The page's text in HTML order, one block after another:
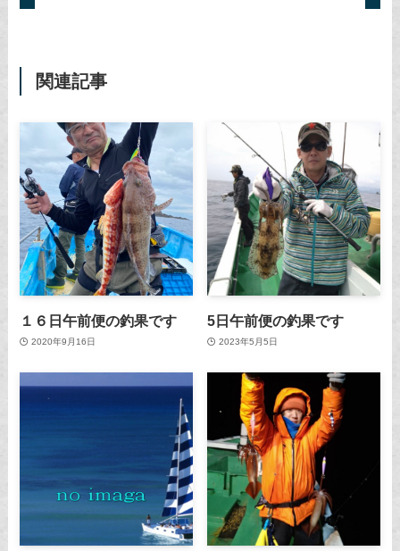
関連記事
１６日午前便の釣果です
2020年9月16日
5日午前便の釣果です
2023年5月5日